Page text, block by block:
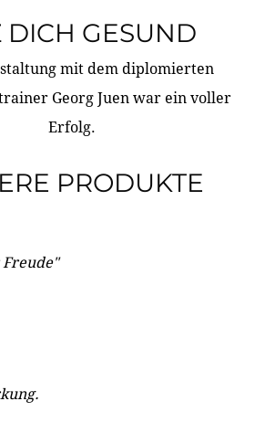
DICH GESUND
mit dem diplomierten
Georg Juen war ein voller
Erfolg.
PRODUKTE